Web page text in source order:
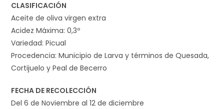
CLASIFICACIÓN
Aceite de oliva virgen extra
Acidez Máxima: 0,3º
Variedad: Picual
Procedencia: Municipio de Larva y términos de Quesada,
Cortijuelo y Peal de Becerro
FECHA DE RECOLECCIÓN
Del 6 de Noviembre al 12 de diciembre